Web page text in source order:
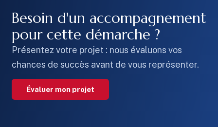
Besoin d'un accompagnement
pour cette démarche ?
Présentez votre projet : nous évaluons vos
chances de succès avant de vous représenter.
Évaluer mon projet